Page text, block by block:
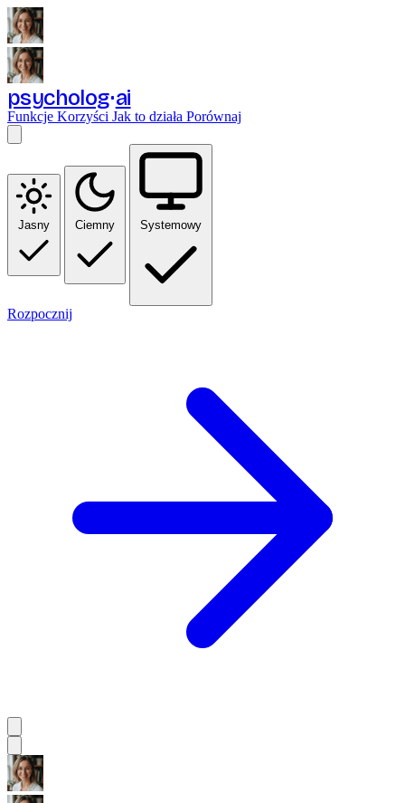
psycholog ai
Funkcje Korzyści Jak to działa Porównaj
Jasny Ciemny Systemowy
Rozpocznij